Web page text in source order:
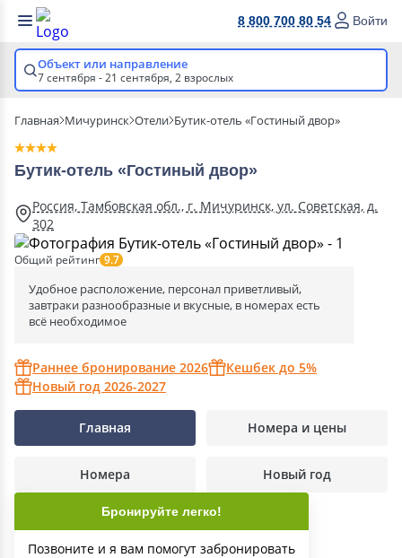
8 800 700 80 54 Войти
Объект или направление
7 сентября - 21 сентября, 2 взрослых
Главная Мичуринск Отели Бутик-отель «Гостиный двор»
Бутик-отель «Гостиный двор»
Россия, Тамбовская обл., г. Мичуринск, ул. Советская, д.
302
Общий рейтинг 9.7
Удобное расположение, персонал приветливый,
завтраки разнообразные и вкусные, в номерах есть
всё необходимое
Раннее бронирование 2026
Кешбек до 5%
Новый год 2026-2027
Главная Номера и цены
Номера Новый год
Бронируйте легко!
Позвоните и я вам помогут забронировать